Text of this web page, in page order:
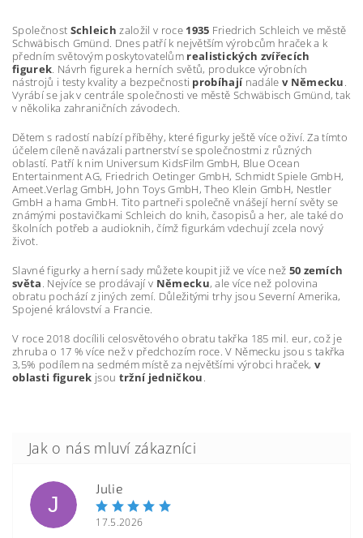
Společnost Schleich založil v roce 1935 Friedrich Schleich ve městě
Schwäbisch Gmünd. Dnes patří k největším výrobcům hraček a k
předním světovým poskytovatelům realistických zvířecích
figurek. Návrh figurek a herních světů, produkce výrobních
nástrojů i testy kvality a bezpečnosti probíhajínadále v Německu.
Vyrábí se jak v centrále společnosti ve městě Schwäbisch Gmünd, tak
v několika zahraničních závodech.
Dětem s radostí nabízí příběhy, které figurky ještě více oživí. Za tímto
účelem cíleně navázali partnerství se společnostmi z různých
oblastí. Patří k nim Universum KidsFilm GmbH, Blue Ocean
Entertainment AG, Friedrich Oetinger GmbH, Schmidt Spiele GmbH,
Ameet.Verlag GmbH, John Toys GmbH, Theo Klein GmbH, Nestler
GmbH a hama GmbH. Tito partneři společně vnášejí herní světy se
známými postavičkami Schleich do knih, časopisů a her, ale také do
školních potřeb a audioknih, čímž figurkám vdechují zcela nový
život.
Slavné figurky a herní sady můžete koupit již ve více než 50 zemích
světa. Nejvíce se prodávají v Německu, ale více než polovina
obratu pochází z jiných zemí. Důležitými trhy jsou Severní Amerika,
Spojené království a Francie.
V roce 2018 docílili celosvětového obratu takřka 185 mil. eur, což je
zhruba o 17 % více než v předchozím roce. V Německu jsou s takřka
3,5% podílem na sedmém místě za největšími výrobci hraček, v
oblasti figurek jsou tržní jedničkou.
J
Julie
17.5.2026